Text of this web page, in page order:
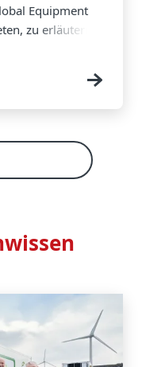
Equipment
zu erläutern,